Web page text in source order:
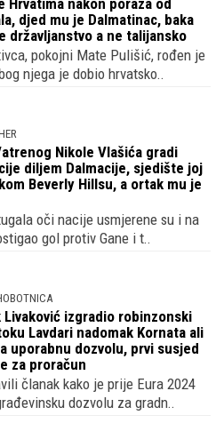
Hrvatima nakon poraza od
djed mu je Dalmatinac, baka
državljanstvo a ne talijansko
pokojni Mate Pulišić, rođen je
njega je dobio hrvatsko..
Nikole Vlašića gradi
diljem Dalmacije, sjedište joj
Beverly Hillsu, a ortak mu je
oči nacije usmjerene su i na
gol protiv Gane i t..
Livaković izgradio robinzonski
Lavdari nadomak Kornata ali
uporabnu dozvolu, prvi susjed
za proračun
članak kako je prije Eura 2024
dozvolu za gradn..